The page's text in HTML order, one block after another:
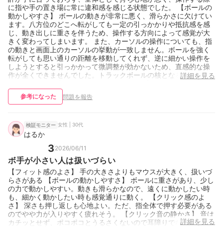
に指や手の置き場に常に違和感を感じる状態でした。 【ボールの
動かしやすさ】 ボールの動きが非常に悪く、滑らかさに欠けてい
ます。八方位のどこへ転がしても一定の引っかかりや抵抗感を感
じ、動き出しに重さを伴うため、操作する方向によって感覚が大
きく変わってしまいます。 また、カーソルの操作についても、指
の動きと画面上のカーソルの挙動が一致しません。ボールを強く
転がしても思い通りの距離を移動してくれず、逆に細かい操作を
しようとすると引っかかって微調整が効かないため、直感的な操
作が全くできませんでした。トラックボールの核となる操作性能
クリックの押し心地は非常に悪く、指に過度な負担がかかりま
す。押し込める距離が不自然に深く、クリックするたびに底打ち
せん。さらに、クリック後の跳ね返りが強すぎて次のクリック動
作と干渉するため、連続した操作がスムーズに行えず、指がすぐ
に疲れてしまう製品でした。 【クリック音の静かさ】 クリック音
が非常に大きく、操作のたびに耳障りな甲高い音が響きます。周
囲に音が漏れるだけでなく、自分自身にとっても作業の集中を削
がれる不快な音質です。静音性は皆無に等しく、静かな環境で使
用するには到底耐えられない騒音レベルです。
詳細を見る
参考になった 問題を報告
検証モニター 女性 | 30代
はるか
3 2026/06/11
ボ手が小さい人は扱いづらい
【フィット感のよさ】 手の大きさよりもマウスが大きく、扱いづ
らさがある 【ボールの動かしやすさ】 ボールに重さがあり、少し
の力で動かしやすい。動きも滑らかなので、遠くに動かしたい時
も、細かく動かしたい時も感覚通りに動く。 【クリック感のよ
さ】 深さも押し返しも心地よい。ただ、指全体で押す必要がある
のでやや力が入りやすく疲れそう。 【クリック音の静かさ】 音は
カチッとせず、ポコポコとうるさくないので耳障りでなく静か
詳細を見る